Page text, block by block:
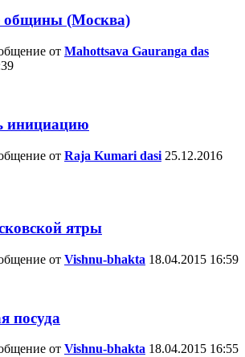
общины (Москва)
от Mahottsava Gauranga das
инициацию
от Raja Kumari dasi 25.12.2016
ятры
от Vishnu-bhakta 18.04.2015 16:59
посуда
от Vishnu-bhakta 18.04.2015 16:55